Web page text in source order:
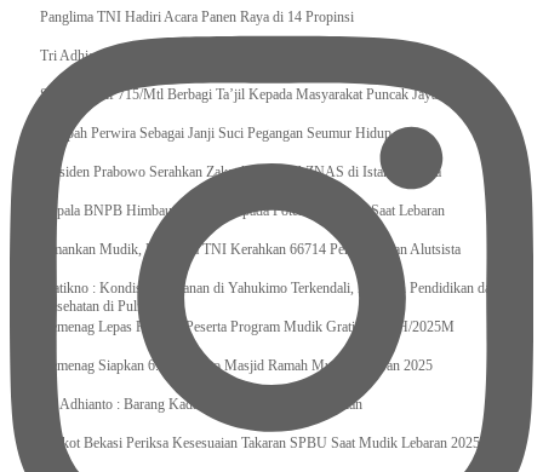
Panglima TNI Hadiri Acara Panen Raya di 14 Propinsi
Tri Adhianto : Kota Bekasi Bisa Mempertahankan Keharmonisasian
Satgas Yonif 715/Mtl Berbagi Ta’jil Kepada Masyarakat Puncak Jaya
Sumpah Perwira Sebagai Janji Suci Pegangan Seumur Hidup
Presiden Prabowo Serahkan Zakat kepada BAZNAS di Istana Negara
Kepala BNPB Himbau Pemda Waspada Potensi Bencana Saat Lebaran
Amankan Mudik, Panglima TNI Kerahkan 66714 Personel Dan Alutsista
Pratikno : Kondisi Keamanan di Yahukimo Terkendali, Layanan Pendidikan dan
Kesehatan di Pulihkan
Kemenag Lepas Ratusan Peserta Program Mudik Gratis 1446 H/2025M
Kemenag Siapkan 6.180 Posko Masjid Ramah Mudik Lebaran 2025
Tri Adhianto : Barang Kadaluarsa Segera di Kembalikan
Walkot Bekasi Periksa Kesesuaian Takaran SPBU Saat Mudik Lebaran 2025